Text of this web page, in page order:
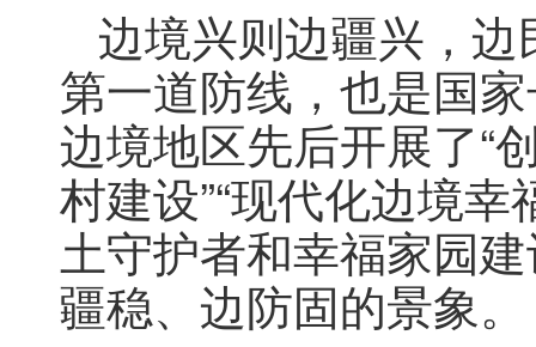
边境兴则边疆兴，
第一道防线，也是国
边境地区先后开展了“
村建设”“现代化边境
土守护者和幸福家园
疆稳、边防固的景象。